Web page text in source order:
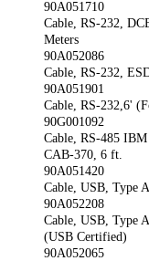
90A051710
Cable, RS-232,
Meters
90A052086
Cable, RS-232,
90A051901
Cable, RS-232,6'
90G001092
Cable, RS-485
CAB-370, 6 ft.
90A051420
Cable, USB, Type
90A052208
Cable, USB, Type
(USB Certified)
90A052065